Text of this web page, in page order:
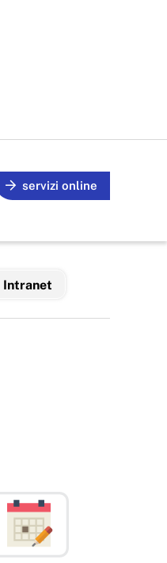
servizi online
Intranet